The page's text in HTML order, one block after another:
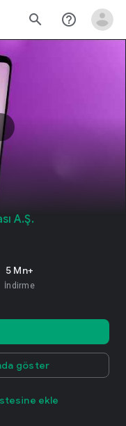
search help_outline
A.Ş.
5 Mn+
İndirme
göster
ekle